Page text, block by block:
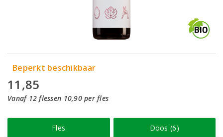
Beperkt beschikbaar
11,85
Vanaf 12 flessen 10,90 per fles
Fles Doos (6)